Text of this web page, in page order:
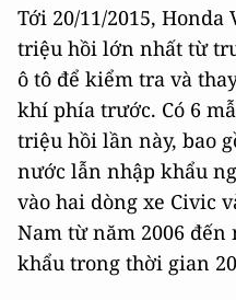
Tới 20/11/2015,
triệu hồi lớn nhất từ
ô tô để kiểm tra và
khí phía trước. Có 6
triệu hồi lần này, bao
nước lẫn nhập khẩu
vào hai dòng xe Civic
Nam từ năm 2006 đến
khẩu trong thời gian